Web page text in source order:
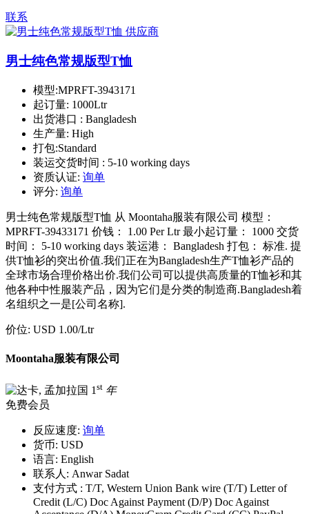
联系
男士纯色常规版型T恤
模型:MPRFT-3943171
起订量: 1000Ltr
出货港口 : Bangladesh
生产量: High
打包:Standard
装运交货时间 : 5-10 working days
资质认证: 询单
评分: 询单
男士纯色常规版型T恤 从 Moontaha服装有限公司 模型：
MPRFT-39433171 价钱： 1.00 Per Ltr 最小起订量： 1000 交货
时间： 5-10 working days 装运港： Bangladesh 打包： 标准. 提
供T恤衫的突出价值.我们正在为Bangladesh生产T恤衫产品的
全球市场合理价格出价.我们公司可以提供高质量的T恤衫和其
他各种中性服装产品，因为它们是分类的制造商.Bangladesh着
名组织之一是[公司名称].
价位: USD 1.00/Ltr
Moontaha服装有限公司
1 st 年
免费会员
反应速度: 询单
货币: USD
语言: English
联系人: Anwar Sadat
支付方式 : T/T, Western Union Bank wire (T/T) Letter of
Credit (L/C) Doc Against Payment (D/P) Doc Against